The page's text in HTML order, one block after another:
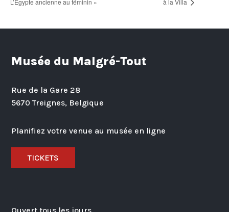
L’Égypte ancienne au féminin »
à la Villa
Musée du Malgré-Tout
Rue de la Gare 28
5670 Treignes, Belgique
Planifiez votre venue au musée en ligne
TICKETS
Ouvert tous les jours